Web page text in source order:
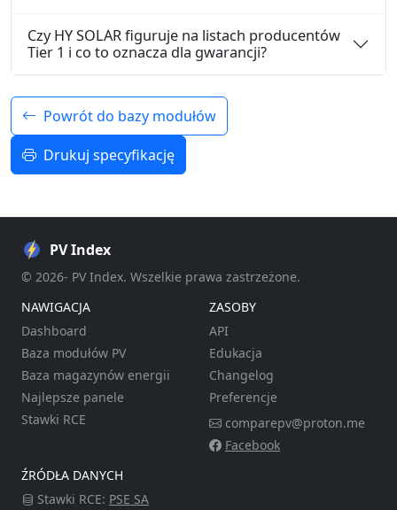
Czy HY SOLAR figuruje na listach producentów
Tier 1 i co to oznacza dla gwarancji?
Powrót do bazy modułów
Drukuj specyfikację
PV Index
© 2026- PV Index. Wszelkie prawa zastrzeżone.
NAWIGACJA
Dashboard
Baza modułów PV
Baza magazynów energii
Najlepsze panele
Stawki RCE
ZASOBY
API
Edukacja
Changelog
Preferencje
comparepv@proton.me
Facebook
ŹRÓDŁA DANYCH
Stawki RCE: PSE SA